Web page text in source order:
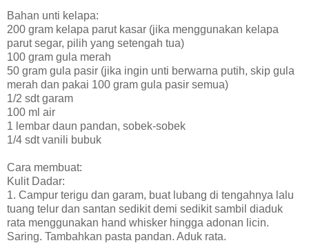
Bahan unti kelapa:
200 gram kelapa parut kasar (jika menggunakan kelapa
parut segar, pilih yang setengah tua)
100 gram gula merah
50 gram gula pasir (jika ingin unti berwarna putih, skip gula
merah dan pakai 100 gram gula pasir semua)
1/2 sdt garam
100 ml air
1 lembar daun pandan, sobek-sobek
1/4 sdt vanili bubuk
Cara membuat:
Kulit Dadar:
1. Campur terigu dan garam, buat lubang di tengahnya lalu
tuang telur dan santan sedikit demi sedikit sambil diaduk
rata menggunakan hand whisker hingga adonan licin.
Saring. Tambahkan pasta pandan. Aduk rata.